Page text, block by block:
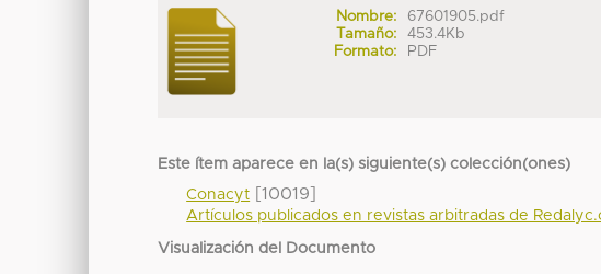
Nombre:
67601905.pdf
Tamaño:
453.4Kb
Formato:
PDF
Este ítem aparece en la(s) siguiente(s) colección(ones)
Conacyt [10019]
Artículos publicados en revistas arbitradas de
Visualización del Documento